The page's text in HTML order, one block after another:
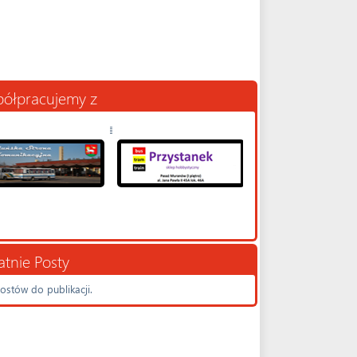
z
Posty
do publikacji.